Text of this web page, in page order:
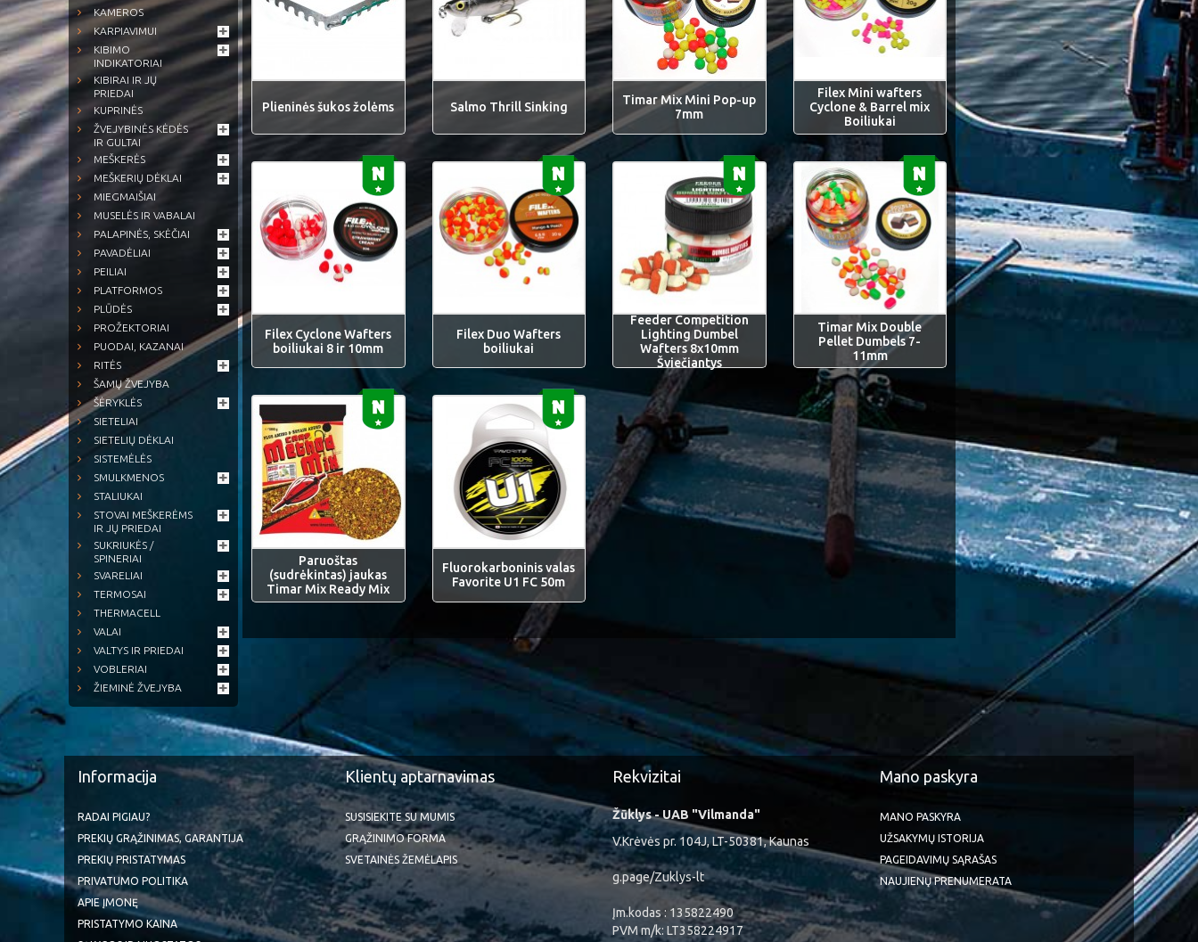
KAMEROS
KARPIAVIMUI
KIBIMO
INDIKATORIAI
KIBIRAI IR JŲ
PRIEDAI
KUPRINĖS
ŽVEJYBINĖS KĖDĖS
IR GULTAI
MEŠKERĖS
MEŠKERIŲ DĖKLAI
MIEGMAIŠIAI
MUSELĖS IR VABALAI
PALAPINĖS, SKĖČIAI
PAVADĖLIAI
PEILIAI
PLATFORMOS
PLŪDĖS
PROŽEKTORIAI
PUODAI, KAZANAI
RITĖS
ŠAMŲ ŽVEJYBA
ŠĖRYKLĖS
SIETELIAI
SIETELIŲ DĖKLAI
SISTEMĖLĖS
SMULKMENOS
STALIUKAI
STOVAI MEŠKERĖMS
IR JŲ PRIEDAI
SUKRIUKĖS /
SPINERIAI
SVARELIAI
TERMOSAI
THERMACELL
VALAI
VALTYS IR PRIEDAI
VOBLERIAI
ŽIEMINĖ ŽVEJYBA
Plieninės šukos žolėms Salmo Thrill Sinking
Timar Mix Mini Pop-up
7mm
Filex Mini wafters
Cyclone & Barrel mix
Boiliukai
Filex Cyclone Wafters
boiliukai 8 ir 10mm
Filex Duo Wafters
boiliukai
Feeder Competition
Lighting Dumbel
Wafters 8x10mm
Šviečiantys
Timar Mix Double
Pellet Dumbels 7-
11mm
Paruoštas
(sudrėkintas) jaukas
Timar Mix Ready Mix
Fluorokarboninis valas
Favorite U1 FC 50m
Informacija
RADAI PIGIAU?
PREKIŲ GRĄŽINIMAS, GARANTIJA
PREKIŲ PRISTATYMAS
PRIVATUMO POLITIKA
APIE ĮMONĘ
PRISTATYMO KAINA
Klientų aptarnavimas
SUSISIEKITE SU MUMIS
GRĄŽINIMO FORMA
SVETAINĖS ŽEMĖLAPIS
Rekvizitai
Žūklys - UAB "Vilmanda"
V.Krėvės pr. 104J, LT-50381, Kaunas
g.page/Zuklys-lt
Įm.kodas : 135822490
PVM m/k: LT358224917
Mano paskyra
MANO PASKYRA
UŽSAKYMŲ ISTORIJA
PAGEIDAVIMŲ SĄRAŠAS
NAUJIENŲ PRENUMERATA